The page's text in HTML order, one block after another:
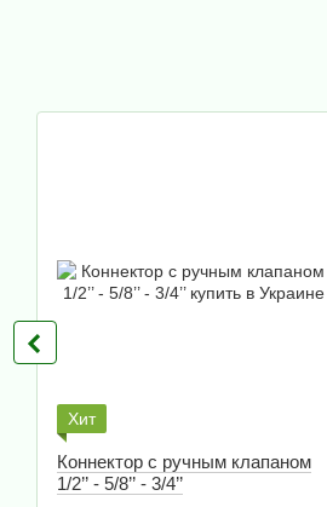
Хит
Коннектор с ручным клапаном
1/2’’ - 5/8’’ - 3/4’’